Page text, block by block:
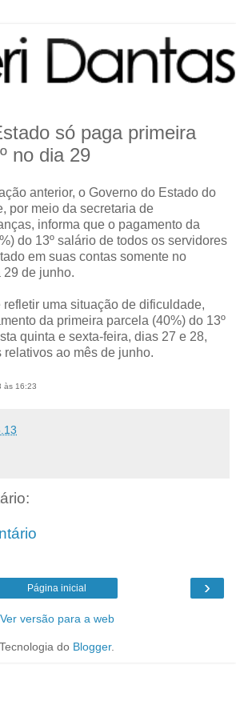
só paga primeira
no dia 29
anterior, o Governo do Estado do
por meio da secretaria de
informa que o pagamento da
do 13º salário de todos os servidores
em suas contas somente no
29 de junho.
uma situação de dificuldade,
da primeira parcela (40%) do 13º
quinta e sexta-feira, dias 27 e 28,
ao mês de junho.
às 16:23
›
Página inicial
Ver versão para a web
Tecnologia do Blogger.